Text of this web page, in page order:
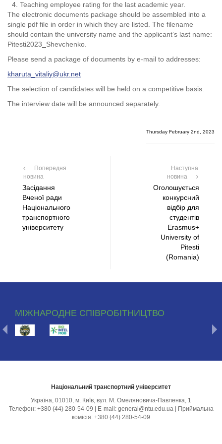
Teaching employee rating for the last academic year.
The electronic documents package should be assembled into a
single pdf file in order in which they are listed. The filename
should contain the university name and the applicant’s last name:
Pitesti2023
Shevchenko.
Please send a package of documents by e-mail to addresses:
kharuta_vitaliy@ukr.net
The selection of candidates will be held on a competitive basis.
The interview date will be announced separately.
Thursday February 2nd, 2023
Попередня
новина
Засідання
Вченої ради
Національного
транспортного
університету
Наступна
новина
Оголошується
конкурсний
відбір для
студентів
Erasmus+
University of
Pitesti
(Romania)
МІЖНАРОДНЕ СПІВРОБІТНИЦТВО
Національний транспортний університет
Україна, 01010, м. Київ, вул. М. Омеляновича-Павленка, 1
Телефон: +380 (44) 280-54-09 | E-mail: general@ntu.edu.ua | Приймальна
комісія: +380 (44) 280-54-09